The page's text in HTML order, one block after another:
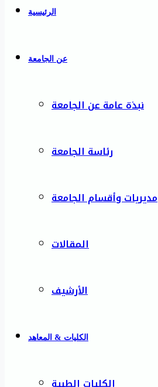
الرئيسية
عن الجامعة
نبذة عامة عن الجامعة
رئاسة الجامعة
مديريات وأقسام الجامعة
المقالات
الأرشيف
الكليات & المعاهد